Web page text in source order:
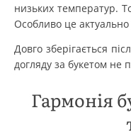
низьких температур.
Особливо це актуально
Довго зберігається
догляду за букетом не
Гармонія